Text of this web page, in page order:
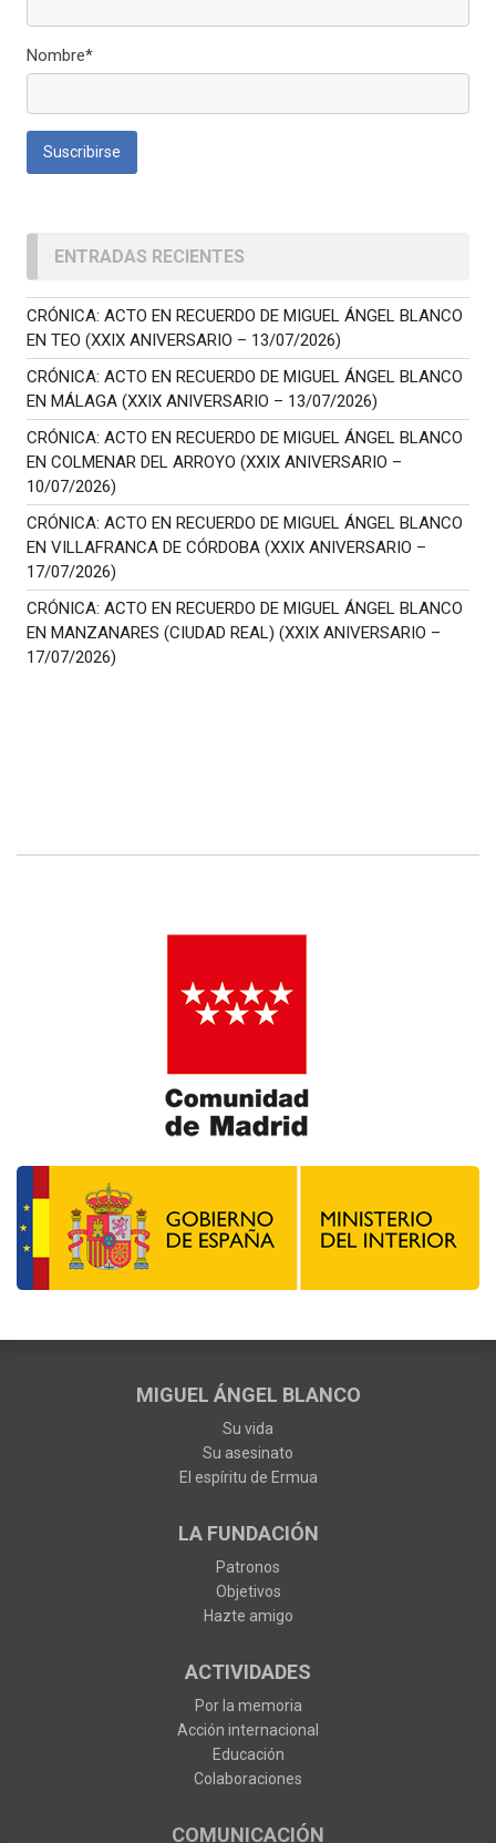
Nombre*
ENTRADAS RECIENTES
CRÓNICA: ACTO EN RECUERDO DE MIGUEL ÁNGEL BLANCO
EN TEO (XXIX ANIVERSARIO – 13/07/2026)
CRÓNICA: ACTO EN RECUERDO DE MIGUEL ÁNGEL BLANCO
EN MÁLAGA (XXIX ANIVERSARIO – 13/07/2026)
CRÓNICA: ACTO EN RECUERDO DE MIGUEL ÁNGEL BLANCO
EN COLMENAR DEL ARROYO (XXIX ANIVERSARIO –
10/07/2026)
CRÓNICA: ACTO EN RECUERDO DE MIGUEL ÁNGEL BLANCO
EN VILLAFRANCA DE CÓRDOBA (XXIX ANIVERSARIO –
17/07/2026)
CRÓNICA: ACTO EN RECUERDO DE MIGUEL ÁNGEL BLANCO
EN MANZANARES (CIUDAD REAL) (XXIX ANIVERSARIO –
17/07/2026)
MIGUEL ÁNGEL BLANCO
Su vida
Su asesinato
El espíritu de Ermua
LA FUNDACIÓN
Patronos
Objetivos
Hazte amigo
ACTIVIDADES
Por la memoria
Acción internacional
Educación
Colaboraciones
COMUNICACIÓN